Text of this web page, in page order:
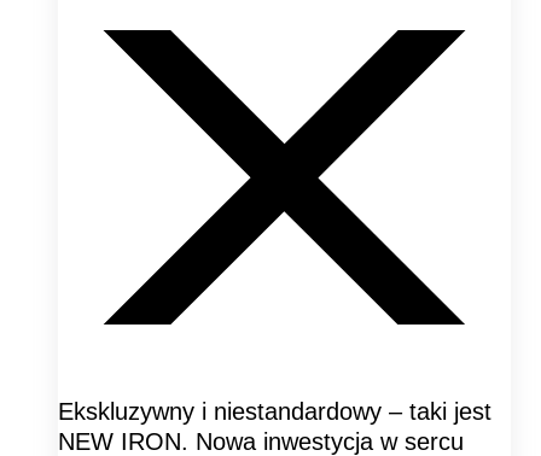
Ekskluzywny i niestandardowy – taki jest
NEW IRON. Nowa inwestycja w sercu